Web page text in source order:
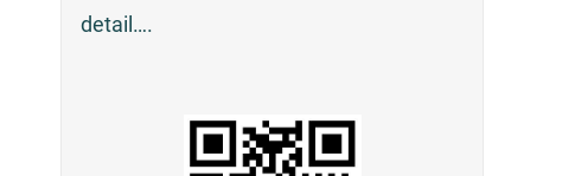
detail….